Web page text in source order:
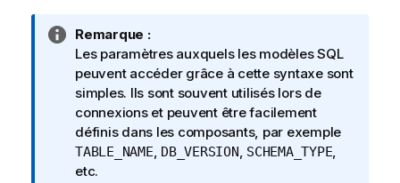
N
o
t
e
I
n
f
o
Remarque :
Les paramètres auxquels les modèles SQL
peuvent accéder grâce à cette syntaxe sont
simples. Ils sont souvent utilisés lors de
connexions et peuvent être facilement
définis dans les composants, par exemple
TABLE_NAME, DB_VERSION, SCHEMA_TYPE,
etc.